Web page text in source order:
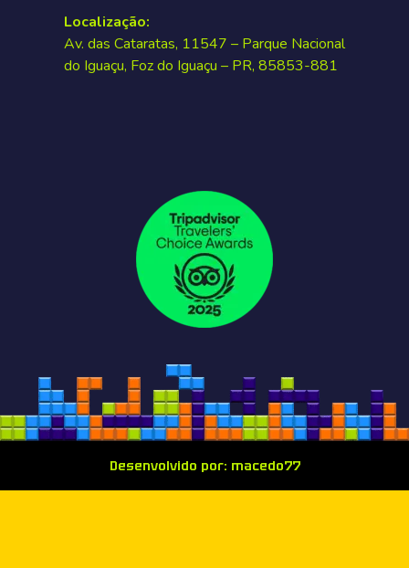
Localização:
Av. das Cataratas, 11547 – Parque Nacional
do Iguaçu, Foz do Iguaçu – PR, 85853-881
Desenvolvido por: macedo77